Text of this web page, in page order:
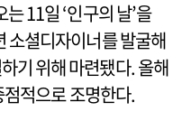
11일 ‘인구의 날’을
소셜디자이너를 발굴해
기 위해 마련됐다. 올해
적으로 조명한다.